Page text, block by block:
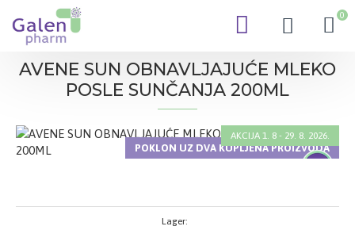
0
AVENE SUN OBNAVLJAJUĆE MLEKO
POSLE SUNČANJA 200ML
POKLON UZ DVA KUPLJENA PROIZVODA
AKCIJA 1. 8 - 29. 8. 2026.
Lager: